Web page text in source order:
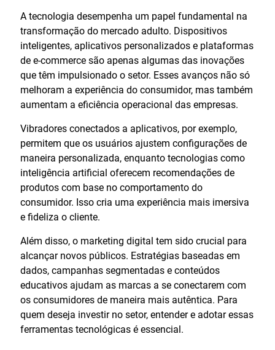
A tecnologia desempenha um papel fundamental na
transformação do mercado adulto. Dispositivos
inteligentes, aplicativos personalizados e plataformas
de e-commerce são apenas algumas das inovações
que têm impulsionado o setor. Esses avanços não só
melhoram a experiência do consumidor, mas também
aumentam a eficiência operacional das empresas.
Vibradores conectados a aplicativos, por exemplo,
permitem que os usuários ajustem configurações de
maneira personalizada, enquanto tecnologias como
inteligência artificial oferecem recomendações de
produtos com base no comportamento do
consumidor. Isso cria uma experiência mais imersiva
e fideliza o cliente.
Além disso, o marketing digital tem sido crucial para
alcançar novos públicos. Estratégias baseadas em
dados, campanhas segmentadas e conteúdos
educativos ajudam as marcas a se conectarem com
os consumidores de maneira mais autêntica. Para
quem deseja investir no setor, entender e adotar essas
ferramentas tecnológicas é essencial.